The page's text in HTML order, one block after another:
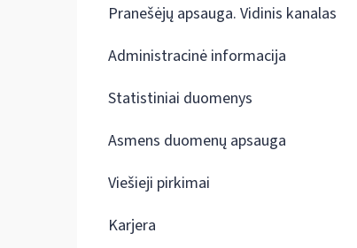
Pranešėjų apsauga. Vidinis kanalas
Administracinė informacija
Statistiniai duomenys
Asmens duomenų apsauga
Viešieji pirkimai
Karjera